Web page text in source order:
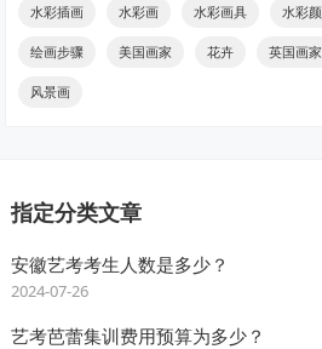
水彩插画 水彩画 水彩画具 水彩
绘画步骤 美国画家 花卉 英国画家
风景画
指定分类文章
安徽艺考考生人数是多少？
2024-07-26
艺考芭蕾集训费用预算为多少？